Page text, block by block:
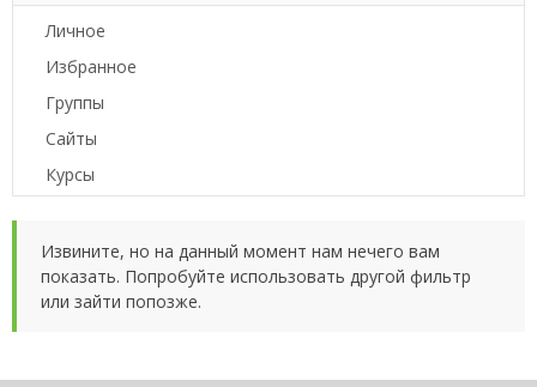
Личное
Избранное
Группы
Сайты
Курсы
Извините, но на данный момент нам нечего вам
показать. Попробуйте использовать другой фильтр
или зайти попозже.